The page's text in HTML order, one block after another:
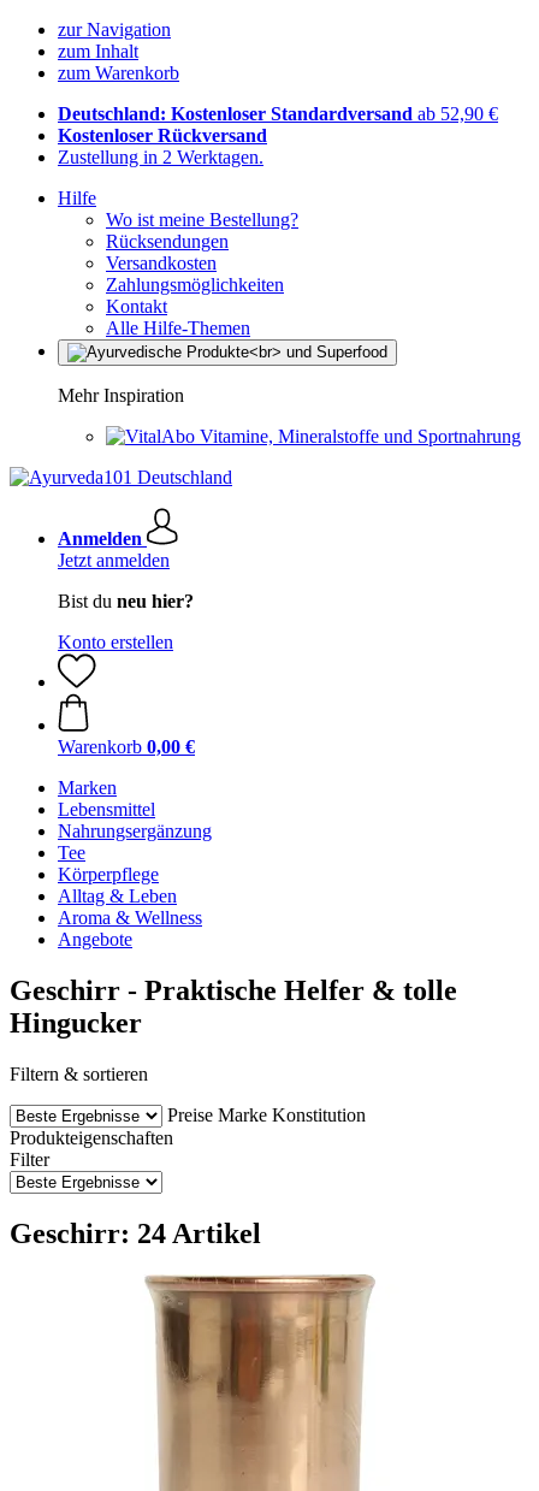
zur Navigation
zum Inhalt
zum Warenkorb
Deutschland: Kostenloser Standardversand ab 52,90 €
Kostenloser Rückversand
Zustellung in 2 Werktagen.
Hilfe
Wo ist meine Bestellung?
Rücksendungen
Versandkosten
Zahlungsmöglichkeiten
Kontakt
Alle Hilfe-Themen
Mehr Inspiration
Vitamine, Mineralstoffe und Sportnahrung
Anmelden
Jetzt anmelden
Bist du neu hier?
Konto erstellen
Warenkorb 0,00 €
Marken
Lebensmittel
Nahrungsergänzung
Tee
Körperpflege
Alltag & Leben
Aroma & Wellness
Angebote
Geschirr - Praktische Helfer & tolle
Hingucker
Filtern & sortieren
Preise Marke Konstitution
Produkteigenschaften
Filter
Geschirr: 24 Artikel